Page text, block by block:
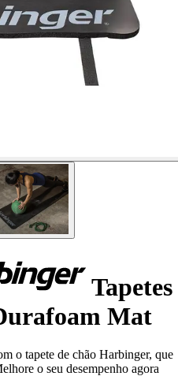
Tapetes
Mat
o tapete de chão Harbinger, que
o seu desempenho agora